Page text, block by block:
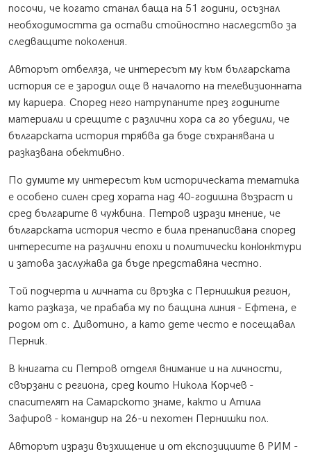
посочи, че когато станал баща на 51 години, осъзнал
необходимостта да остави стойностно наследство за
следващите поколения.
Авторът отбеляза, че интересът му към българската
история се е зародил още в началото на телевизионната
му кариера. Според него натрупаните през годините
материали и срещите с различни хора са го убедили, че
българската история трябва да бъде съхранявана и
разказвана обективно.
По думите му интересът към историческата тематика
е особено силен сред хората над 40-годишна възраст и
сред българите в чужбина. Петров изрази мнение, че
българската история често е била пренаписвана според
интересите на различни епохи и политически конюнктури
и затова заслужава да бъде представяна честно.
Той подчерта и личната си връзка с Пернишкия регион,
като разказа, че прабаба му по бащина линия - Ефтена, е
родом от с. Дивотино, а като дете често е посещавал
Перник.
В книгата си Петров отделя внимание и на личности,
свързани с региона, сред които Никола Корчев -
спасителят на Самарското знаме, както и Атила
Зафиров - командир на 26-и пехотен Пернишки пол.
Авторът изрази възхищение и от експозициите в РИМ -